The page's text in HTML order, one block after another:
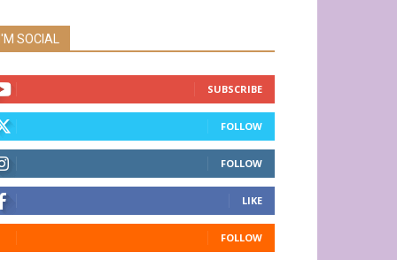
I'M SOCIAL
SUBSCRIBE
FOLLOW
FOLLOW
LIKE
FOLLOW